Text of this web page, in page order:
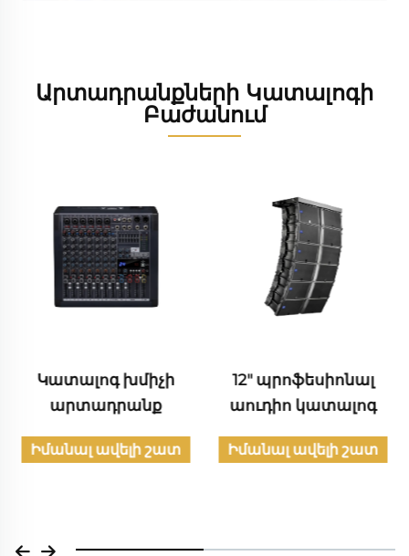
Արտադրանքների Կատալոգի
Բաժանում
խմիչի
շատ
12" պրոֆեսիոնալ
աուդիո կատալոգ
Իմանալ ավելի շատ